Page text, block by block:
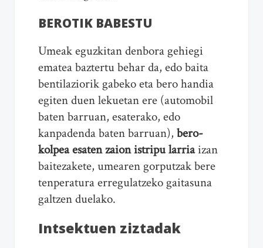
BEROTIK BABESTU
Umeak eguzkitan denbora gehiegi
ematea baztertu behar da, edo baita
bentilaziorik gabeko eta bero handia
egiten duen lekuetan ere (automobil
baten barruan, esaterako, edo
kanpadenda baten barruan), bero-
kolpea esaten zaion istripu larriaizan
baitezakete, umearen gorputzak bere
tenperatura erregulatzeko gaitasuna
galtzen duelako.
Intsektuen ziztadak